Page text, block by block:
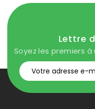
Lettre
Soyez les premiers